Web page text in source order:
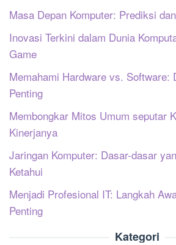
Masa Depan Komputer: Prediksi
Inovasi Terkini dalam Dunia
Game
Memahami Hardware vs. Software:
Penting
Membongkar Mitos Umum seputar
Kinerjanya
Jaringan Komputer: Dasar-dasar
Ketahui
Menjadi Profesional IT: Langkah
Penting
Kategori